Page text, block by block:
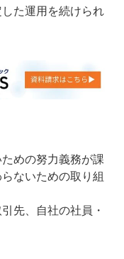
た運用を続けられ
めの努力義務が課
ないための取り組
先、自社の社員・